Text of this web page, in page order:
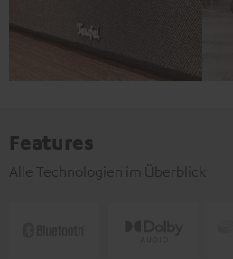
Features
Alle Technologien im Überblick